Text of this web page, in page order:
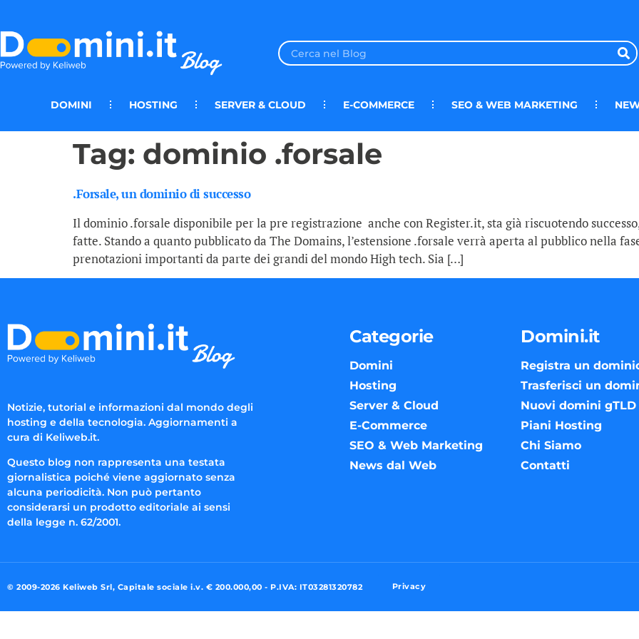
DOMINI HOSTING SERVER & CLOUD E-COMMERCE SEO & WEB MARKETING
Tag: dominio .forsale
.Forsale, un dominio di successo
Il dominio .forsale disponibile per la pre registrazione anche con Register.it, sta già riscuotendo
fatte. Stando a quanto pubblicato da The Domains, l’estensione .forsale verrà aperta al pubblico nella
prenotazioni importanti da parte dei grandi del mondo High tech. Sia […]
Notizie, tutorial e informazioni dal mondo degli
hosting e della tecnologia. Aggiornamenti a
cura di Keliweb.it.
Questo blog non rappresenta una testata
giornalistica poiché viene aggiornato senza
alcuna periodicità. Non può pertanto
considerarsi un prodotto editoriale ai sensi
della legge n. 62/2001.
Categorie
Domini
Hosting
Server & Cloud
E-Commerce
SEO & Web Marketing
News dal Web
Domini.it
Registra un
Trasferisci un
Nuovi domini gTLD
Piani Hosting
Chi Siamo
Contatti
© 2009-2026 Keliweb Srl, Capitale sociale i.v. € 200.000,00 - P.IVA: IT03281320782 Privacy